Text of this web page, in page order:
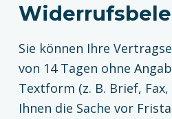
Sie können Ihre
von 14 Tagen ohne
Textform (z. B. Brief,
Ihnen die Sache vor